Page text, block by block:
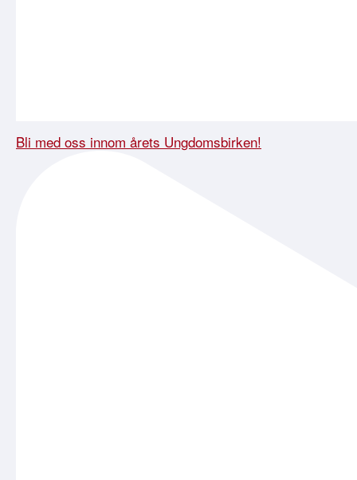
Bli med oss innom årets Ungdomsbirken!